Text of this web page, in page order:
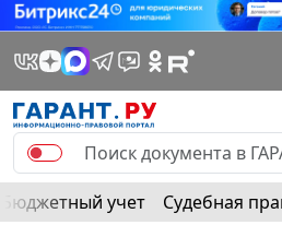
Бюджетный учет Судебная